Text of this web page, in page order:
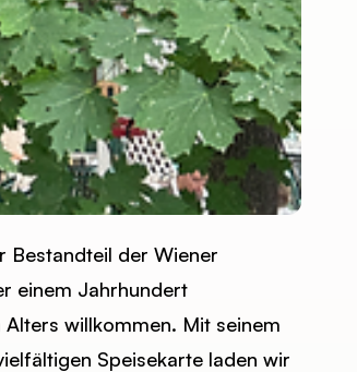
Bestandteil der Wiener
einem Jahrhundert
willkommen. Mit seinem
Speisekarte laden wir